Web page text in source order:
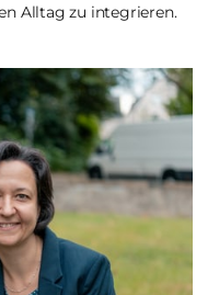
Alltag zu integrieren.